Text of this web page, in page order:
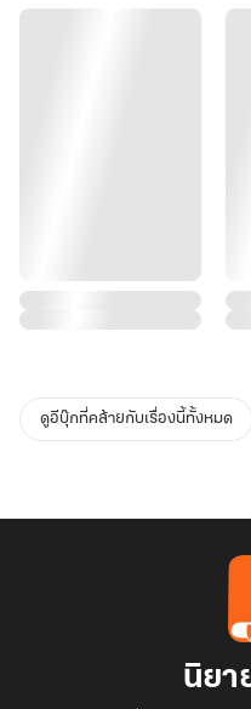
ดูอีบุ๊กที่คล้ายกับเรื่องนี้ทั้งหมด
นิยา